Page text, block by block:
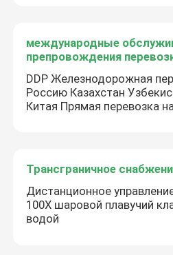
международные
препровождения
DDP Железнодорожная
Россию Казахстан
Китая Прямая перевозка
Трансграничное
Дистанционное
100X шаровой плавучий
водой